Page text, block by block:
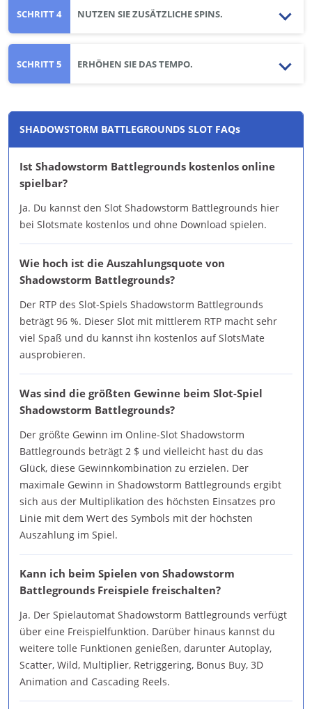
SCHRITT 4 NUTZEN SIE ZUSÄTZLICHE SPINS.
SCHRITT 5 ERHÖHEN SIE DAS TEMPO.
SHADOWSTORM BATTLEGROUNDS SLOT FAQs
Ist Shadowstorm Battlegrounds kostenlos online
spielbar?
Ja. Du kannst den Slot Shadowstorm Battlegrounds hier
bei Slotsmate kostenlos und ohne Download spielen.
Wie hoch ist die Auszahlungsquote von
Shadowstorm Battlegrounds?
Der RTP des Slot-Spiels Shadowstorm Battlegrounds
beträgt 96 %. Dieser Slot mit mittlerem RTP macht sehr
viel Spaß und du kannst ihn kostenlos auf SlotsMate
ausprobieren.
Was sind die größten Gewinne beim Slot-Spiel
Shadowstorm Battlegrounds?
Der größte Gewinn im Online-Slot Shadowstorm
Battlegrounds beträgt 2 $ und vielleicht hast du das
Glück, diese Gewinnkombination zu erzielen. Der
maximale Gewinn in Shadowstorm Battlegrounds ergibt
sich aus der Multiplikation des höchsten Einsatzes pro
Linie mit dem Wert des Symbols mit der höchsten
Auszahlung im Spiel.
Kann ich beim Spielen von Shadowstorm
Battlegrounds Freispiele freischalten?
Ja. Der Spielautomat Shadowstorm Battlegrounds verfügt
über eine Freispielfunktion. Darüber hinaus kannst du
weitere tolle Funktionen genießen, darunter Autoplay,
Scatter, Wild, Multiplier, Retriggering, Bonus Buy, 3D
Animation and Cascading Reels.